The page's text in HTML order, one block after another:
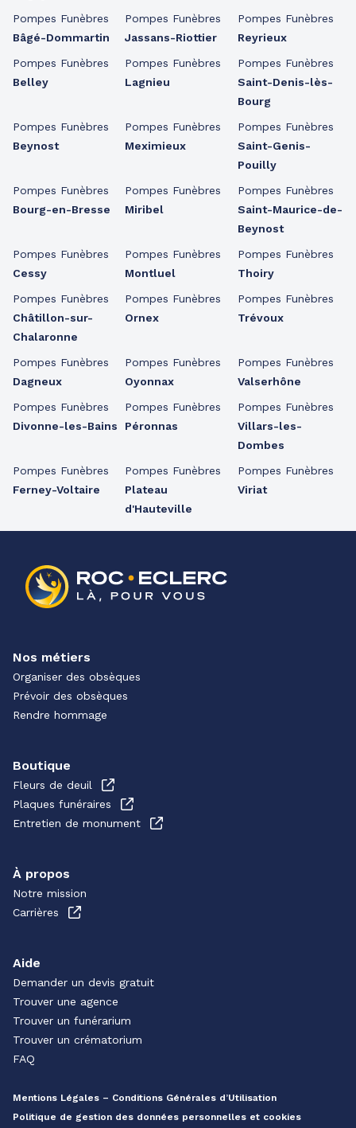
Pompes Funèbres
Bâgé-Dommartin
Pompes Funèbres
Belley
Pompes Funèbres
Beynost
Pompes Funèbres
Bourg-en-Bresse
Pompes Funèbres
Cessy
Pompes Funèbres
Châtillon-sur-
Chalaronne
Pompes Funèbres
Dagneux
Pompes Funèbres
Divonne-les-Bains
Pompes Funèbres
Ferney-Voltaire
Pompes Funèbres
Jassans-Riottier
Pompes Funèbres
Lagnieu
Pompes Funèbres
Meximieux
Pompes Funèbres
Miribel
Pompes Funèbres
Montluel
Pompes Funèbres
Ornex
Pompes Funèbres
Oyonnax
Pompes Funèbres
Péronnas
Pompes Funèbres
Plateau
d'Hauteville
Pompes Funèbres
Reyrieux
Pompes Funèbres
Saint-Denis-lès-
Bourg
Pompes Funèbres
Saint-Genis-
Pouilly
Pompes Funèbres
Saint-Maurice-de-
Beynost
Pompes Funèbres
Thoiry
Pompes Funèbres
Trévoux
Pompes Funèbres
Valserhône
Pompes Funèbres
Villars-les-
Dombes
Pompes Funèbres
Viriat
Nos métiers
Organiser des obsèques
Prévoir des obsèques
Rendre hommage
Boutique
Fleurs de deuil
Plaques funéraires
Entretien de monument
À propos
Notre mission
Carrières
Aide
Demander un devis gratuit
Trouver une agence
Trouver un funérarium
Trouver un crématorium
FAQ
Mentions Légales – Conditions Générales d’Utilisation
Politique de gestion des données personnelles et cookies